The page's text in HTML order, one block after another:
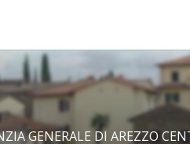
GENERALE DI AREZZO